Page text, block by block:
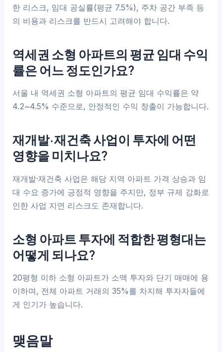
한 리스크, 임대 공실률(평균 7.5%), 주차 공간 부족 등
의 비용과 리스크를 반드시 고려해야 합니다.
역세권 소형 아파트의 평균 임대 수익
률은 어느 정도인가요?
서울 내 역세권 소형 아파트의 평균 임대 수익률은 약
4.2~4.5% 수준으로, 안정적인 수익 창출이 가능합니다.
재개발·재건축 사업이 투자에 어떤
영향을 미치나요?
재개발·재건축 사업은 해당 지역 아파트 가격 상승과 임
대 수요 증가에 긍정적 영향을 주지만, 정부 규제 강화로
인한 사업 지연 리스크도 존재합니다.
소형 아파트 투자에 적합한 평형대는
어떻게 되나요?
20평형 이하 소형 아파트가 소액 투자와 단기 매매에 용
이하며, 전체 아파트 거래의 35%를 차지해 투자자들에
게 인기가 높습니다.
맺음말